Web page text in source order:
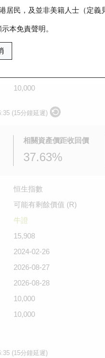
居民，及並非美籍人士（定
本免責聲明。
牛證 HSI 恒生指數
10,000
(15分鐘延遲)
相關資產價距收回價
37.63%
恒生指數
可能有剩餘價值 (R)
牛證
15,908
2024-02-26
2026-08-27
2026-08-28
10,000
10,000
(15分鐘延遲)